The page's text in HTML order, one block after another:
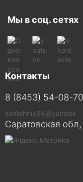
Мы в соц. сетях
Контакты
8 (8453) 54-08-70
santehnik64@yandex
Саратовская